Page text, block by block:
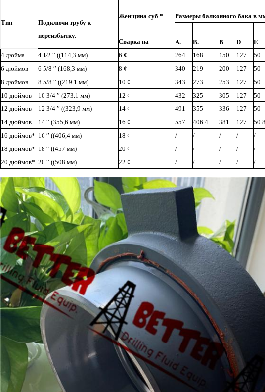
Тип
Подключи трубу к
переизбытку.
Женщина суб *
Сварка на
Размеры балконного бака в
А. В. В D Е
4 дюйма
4 1⁄2 ′′ ((114,3 мм) 6 ¢ 264 168 150 127 50
6 дюймов
6 5/8 ′′ (168,3 мм) 8 ¢ 340 219 200 127 50
8 дюймов
8 5/8 ′′ ((219.1 мм) 10 ¢ 343 273 253 127 50
10 дюймов
10 3/4 ′′ (273,1 мм) 12 ¢ 432 325 305 127 50
12 дюймов
12 3/4 ′′ ((323,9 мм) 14 ¢ 491 355 336 127 50
14 дюймов
14 ′′ (355,6 мм) 16 ¢ 557 406.4 381 127 50.8
16 дюймов* 16 ′′ ((406,4 мм) 18 ¢ / / / / /
18 дюймов* 18 ′′ ((457 мм) 20 ¢ / / / / /
20 дюймов* 20 ′′ ((508 мм) 22 ¢ / / / / /